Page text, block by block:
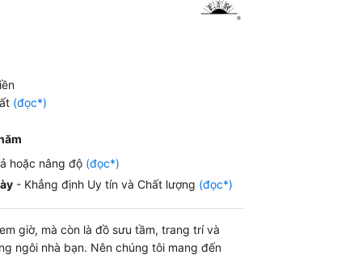
(đọc*)
hoặc nâng độ (đọc*)
- Khẳng định Uy tín và Chất lượng (đọc*)
giờ, mà còn là đồ sưu tầm, trang trí và
ngôi nhà bạn. Nên chúng tôi mang đến